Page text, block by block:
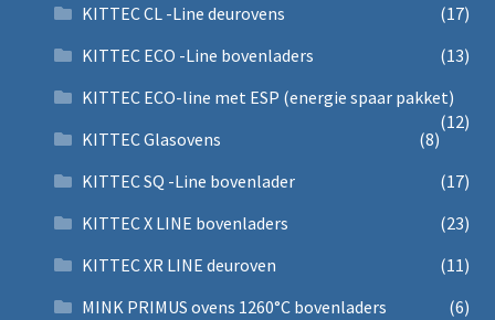
KITTEC CL -Line deurovens
(17)
KITTEC ECO -Line bovenladers
(13)
KITTEC ECO-line met ESP (energie spaar pakket)
(12)
KITTEC Glasovens
(8)
KITTEC SQ -Line bovenlader
(17)
KITTEC X LINE bovenladers
(23)
KITTEC XR LINE deuroven
(11)
MINK PRIMUS ovens 1260°C bovenladers
(6)